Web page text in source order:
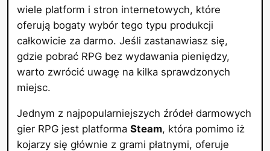
wiele platform i stron internetowych, które
oferują bogaty wybór tego typu produkcji
całkowicie za darmo. Jeśli zastanawiasz się,
gdzie pobrać RPG bez wydawania pieniędzy,
warto zwrócić uwagę na kilka sprawdzonych
miejsc.
Jednym z najpopularniejszych źródeł darmowych
gier RPG jest platforma Steam, która pomimo iż
kojarzy się głównie z grami płatnymi, oferuje